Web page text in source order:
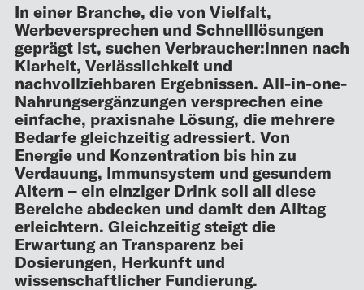
In einer Branche, die von Vielfalt,
Werbeversprechen und Schnelllösungen
geprägt ist, suchen Verbraucher:innen nach
Klarheit, Verlässlichkeit und
nachvollziehbaren Ergebnissen. All-in-one-
Nahrungsergänzungen versprechen eine
einfache, praxisnahe Lösung, die mehrere
Bedarfe gleichzeitig adressiert. Von
Energie und Konzentration bis hin zu
Verdauung, Immunsystem und gesundem
Altern – ein einziger Drink soll all diese
Bereiche abdecken und damit den Alltag
erleichtern. Gleichzeitig steigt die
Erwartung an Transparenz bei
Dosierungen, Herkunft und
wissenschaftlicher Fundierung.